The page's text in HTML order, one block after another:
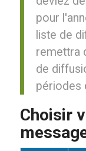
pour
liste de
remettra
de
périodes
Choisir